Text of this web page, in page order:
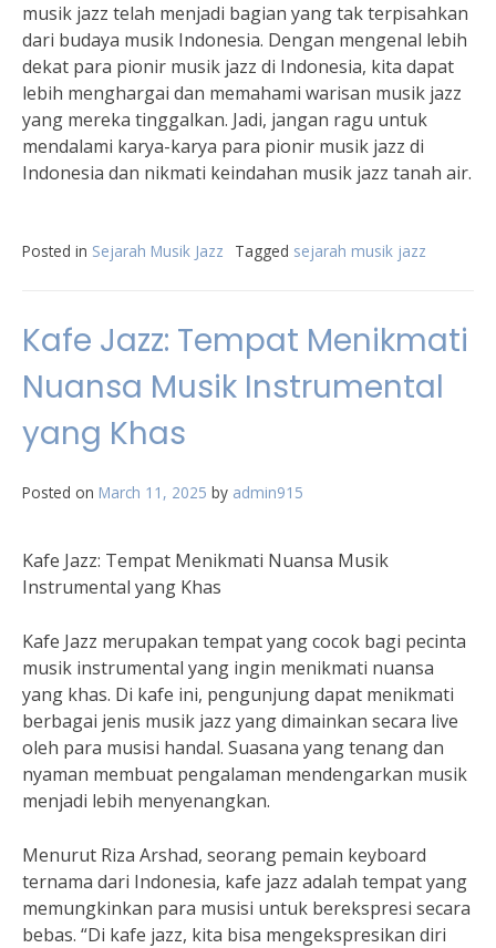
musik jazz telah menjadi bagian yang tak terpisahkan
dari budaya musik Indonesia. Dengan mengenal lebih
dekat para pionir musik jazz di Indonesia, kita dapat
lebih menghargai dan memahami warisan musik jazz
yang mereka tinggalkan. Jadi, jangan ragu untuk
mendalami karya-karya para pionir musik jazz di
Indonesia dan nikmati keindahan musik jazz tanah air.
Posted in Sejarah Musik Jazz Tagged sejarah musik jazz
Kafe Jazz: Tempat Menikmati
Nuansa Musik Instrumental
yang Khas
Posted on March 11, 2025 by admin915
Kafe Jazz: Tempat Menikmati Nuansa Musik
Instrumental yang Khas
Kafe Jazz merupakan tempat yang cocok bagi pecinta
musik instrumental yang ingin menikmati nuansa
yang khas. Di kafe ini, pengunjung dapat menikmati
berbagai jenis musik jazz yang dimainkan secara live
oleh para musisi handal. Suasana yang tenang dan
nyaman membuat pengalaman mendengarkan musik
menjadi lebih menyenangkan.
Menurut Riza Arshad, seorang pemain keyboard
ternama dari Indonesia, kafe jazz adalah tempat yang
memungkinkan para musisi untuk berekspresi secara
bebas. “Di kafe jazz, kita bisa mengekspresikan diri